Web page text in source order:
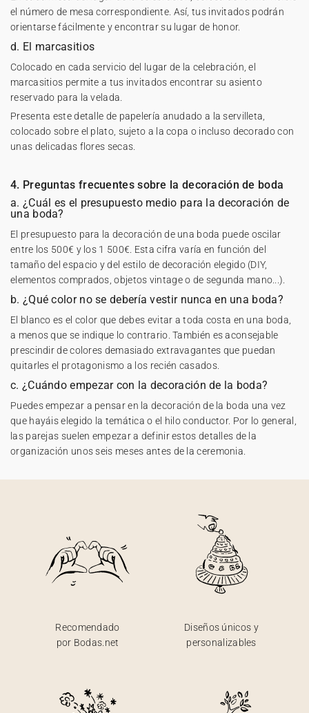
el número de mesa correspondiente. Así, tus invitados podrán
orientarse fácilmente y encontrar su lugar de honor.
d. El marcasitios
Colocado en cada servicio del lugar de la celebración, el
marcasitios permite a tus invitados encontrar su asiento
reservado para la velada.
Presenta este detalle de papelería anudado a la servilleta,
colocado sobre el plato, sujeto a la copa o incluso decorado con
unas delicadas flores secas.
4. Preguntas frecuentes sobre la decoración de boda
a. ¿Cuál es el presupuesto medio para la decoración de
una boda?
El presupuesto para la decoración de una boda puede oscilar
entre los 500€ y los 1 500€. Esta cifra varía en función del
tamaño del espacio y del estilo de decoración elegido (DIY,
elementos comprados, objetos vintage o de segunda mano...).
b. ¿Qué color no se debería vestir nunca en una boda?
El blanco es el color que debes evitar a toda costa en una boda,
a menos que se indique lo contrario. También es aconsejable
prescindir de colores demasiado extravagantes que puedan
quitarles el protagonismo a los recién casados.
c. ¿Cuándo empezar con la decoración de la boda?
Puedes empezar a pensar en la decoración de la boda una vez
que hayáis elegido la temática o el hilo conductor. Por lo general,
las parejas suelen empezar a definir estos detalles de la
organización unos seis meses antes de la ceremonia.
Recomendado
por Bodas.net
Diseños únicos y
personalizables